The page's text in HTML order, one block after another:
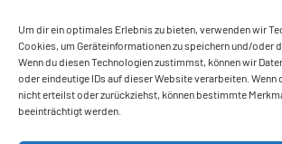
Um dir ein optimales Erlebnis zu bieten, verwenden wir
Cookies, um Geräteinformationen zu speichern und/oder
Wenn du diesen Technologien zustimmst, können wir
oder eindeutige IDs auf dieser Website verarbeiten. Wenn
nicht erteilst oder zurückziehst, können bestimmte
beeinträchtigt werden.
Datenschutzerklärung